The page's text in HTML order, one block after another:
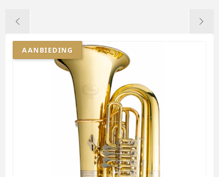
AANBIEDING